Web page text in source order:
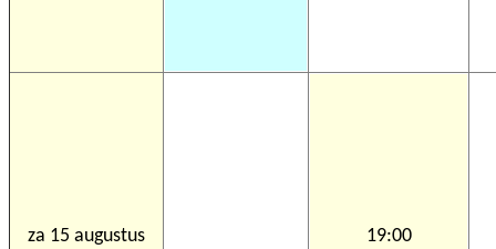
za 15 augustus
19:00